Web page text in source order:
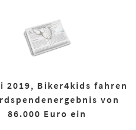
2019, Biker4kids fahren
von
86.000 Euro ein